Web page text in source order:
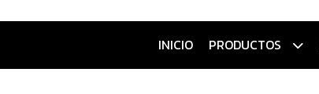
INICIO PRODUCTOS